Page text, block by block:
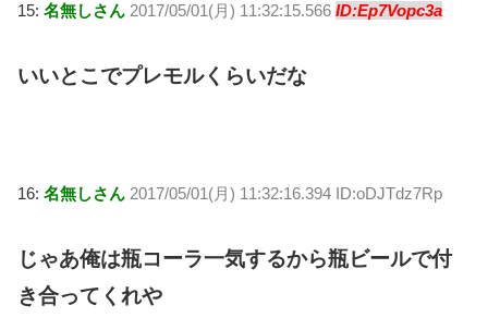
15: 名無しさん 2017/05/01(月) 11:32:15.566 ID:Ep7Vopc3a
いいとこでプレモルくらいだな
16: 名無しさん 2017/05/01(月) 11:32:16.394 ID:oDJTdz7Rp
じゃあ俺は瓶コーラ一気するから瓶ビールで付
き合ってくれや